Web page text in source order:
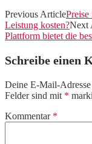
Previous Article
Leistung kosten?Next
Plattform bietet die
Schreibe einen
Deine E-Mail-
Felder sind mit *
Kommentar *